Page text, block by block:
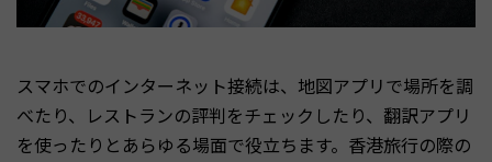
スマホでのインターネット接続は、地図アプリで場所を調
べたり、レストランの評判をチェックしたり、翻訳アプリ
を使ったりとあらゆる場面で役立ちます。香港旅行の際の